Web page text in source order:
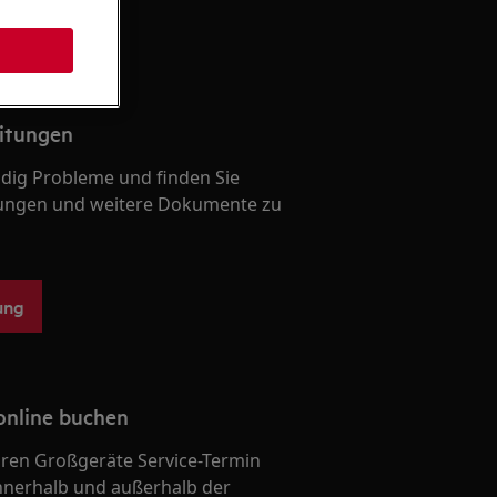
Probleme und finden Sie
und weitere Dokumente zu
buchen
Großgeräte Service-Termin
und außerhalb der